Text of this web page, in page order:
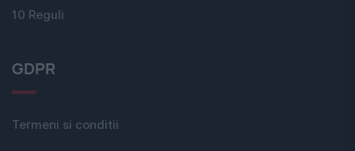
10 Reguli
GDPR
Termeni si conditii